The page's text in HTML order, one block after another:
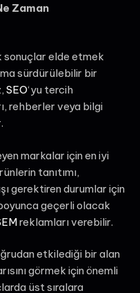
Zaman
sonuçlar elde etmek
sürdürülebilir bir
SEO‘yu tercih
rehberler veya bilgi
markalar için en iyi
tanıtımı,
gerektiren durumlar için
geçerli olacak
reklamları verebilir.
etkilediği bir alan
görmek için önemli
üst sıralara